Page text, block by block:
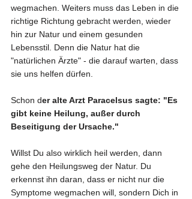
wegmachen. Weiters muss das Leben in die
richtige Richtung gebracht werden, wieder
hin zur Natur und einem gesunden
Lebensstil. Denn die Natur hat die
"natürlichen Ärzte" - die darauf warten, dass
sie uns helfen dürfen.
Schon der alte Arzt Paracelsus sagte: "Es
gibt keine Heilung, außer durch
Beseitigung der Ursache."
Willst Du also wirklich heil werden, dann
gehe den Heilungsweg der Natur. Du
erkennst ihn daran, dass er nicht nur die
Symptome wegmachen will, sondern Dich in